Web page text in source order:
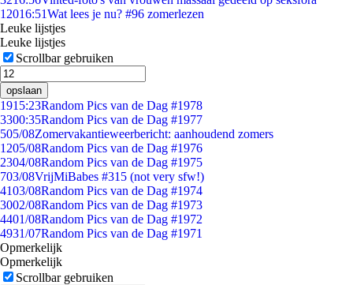
12016:51Wat lees je nu? #96 zomerlezen
Leuke lijstjes
Leuke lijstjes
Scrollbar gebruiken
opslaan
1915:23Random Pics van de Dag #1978
3300:35Random Pics van de Dag #1977
505/08Zomervakantieweerbericht: aanhoudend zomers
1205/08Random Pics van de Dag #1976
2304/08Random Pics van de Dag #1975
703/08VrijMiBabes #315 (not very sfw!)
4103/08Random Pics van de Dag #1974
3002/08Random Pics van de Dag #1973
4401/08Random Pics van de Dag #1972
4931/07Random Pics van de Dag #1971
Opmerkelijk
Opmerkelijk
Scrollbar gebruiken